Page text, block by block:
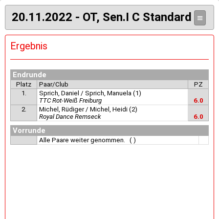
20.11.2022 - OT, Sen.I C Standard ≡
Ergebnis
Endrunde
Platz Paar/Club
PZ
1.
Sprich, Daniel / Sprich, Manuela (1)
TTC Rot-Weiß Freiburg
6.0
2.
Michel, Rüdiger / Michel, Heidi (2)
Royal Dance Remseck
6.0
Vorrunde
Alle Paare weiter genommen. ( )